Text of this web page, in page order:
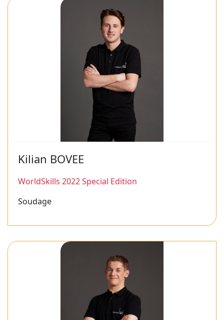
Kilian BOVEE
WorldSkills 2022 Special Edition
Soudage